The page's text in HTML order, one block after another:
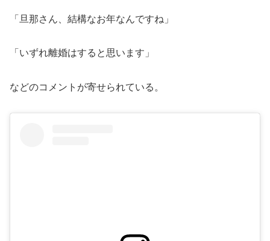
「旦那さん、結構なお年なんですね」
「いずれ離婚はすると思います」
などのコメントが寄せられている。